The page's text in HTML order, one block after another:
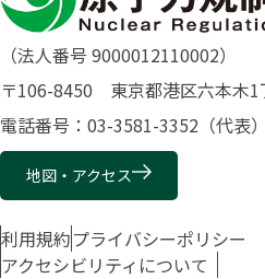
（法人番号 9000012110002）
〒106-8450 東京都港区六本木1
電話番号：03-3581-3352（代表）
地図・アクセス
利用規約プライバシーポリシー
アクセシビリティについて